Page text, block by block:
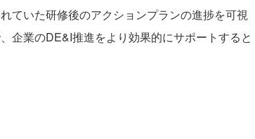
ていた研修後のアクションプランの進捗を可視
企業のDE&I推進をより効果的にサポートすると